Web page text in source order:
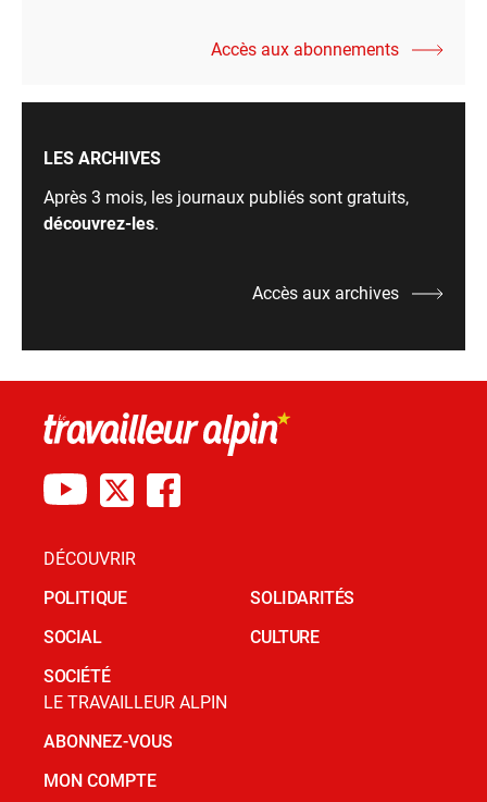
Accès aux abonnements
LES ARCHIVES
Après 3 mois, les journaux publiés sont gratuits,
découvrez-les.
Accès aux archives
DÉCOUVRIR
POLITIQUE
SOCIAL
SOCIÉTÉ
SOLIDARITÉS
CULTURE
LE TRAVAILLEUR ALPIN
ABONNEZ-VOUS
MON COMPTE